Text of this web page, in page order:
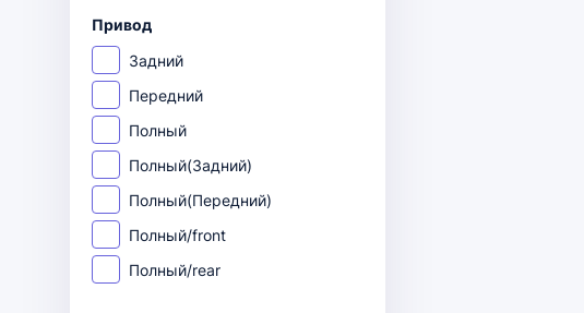
Привод
Задний
Передний
Полный
Полный(Задний)
Полный(Передний)
Полный/front
Полный/rear